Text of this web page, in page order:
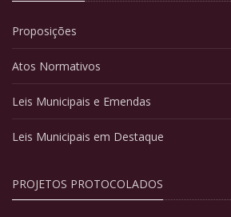
Proposições
Atos Normativos
Leis Municipais e Emendas
Leis Municipais em Destaque
PROJETOS PROTOCOLADOS